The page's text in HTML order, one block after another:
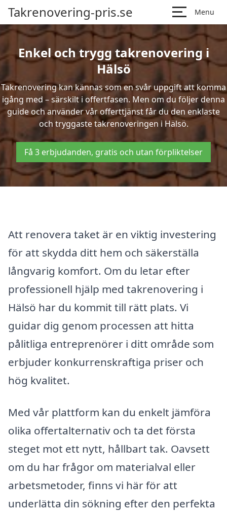
Takrenovering-pris.se Menu
Enkel och trygg takrenovering i
Hälsö
Takrenovering kan kännas som en svår uppgift att komma
igång med – särskilt i offertfasen. Men om du följer denna
guide och använder vår offerttjänst får du den enklaste
och tryggaste takrenoveringen i Hälsö.
Få 3 erbjudanden, gratis och utan förpliktelser
Att renovera taket är en viktig investering
för att skydda ditt hem och säkerställa
långvarig komfort. Om du letar efter
professionell hjälp med takrenovering i
Hälsö har du kommit till rätt plats. Vi
guidar dig genom processen att hitta
pålitliga entreprenörer i ditt område som
erbjuder konkurrenskraftiga priser och
hög kvalitet.
Med vår plattform kan du enkelt jämföra
olika offertalternativ och ta det första
steget mot ett nytt, hållbart tak. Oavsett
om du har frågor om materialval eller
arbetsmetoder, finns vi här för att
underlätta din sökning efter den perfekta